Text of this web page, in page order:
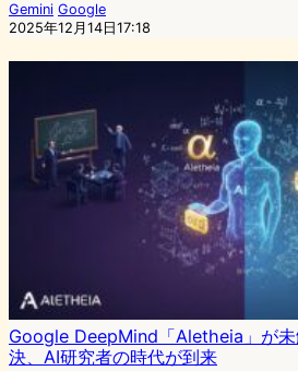
Gemini Google
2025年12月14日17:18
Google DeepMind「Aletheia」が
決、AI研究者の時代が到来